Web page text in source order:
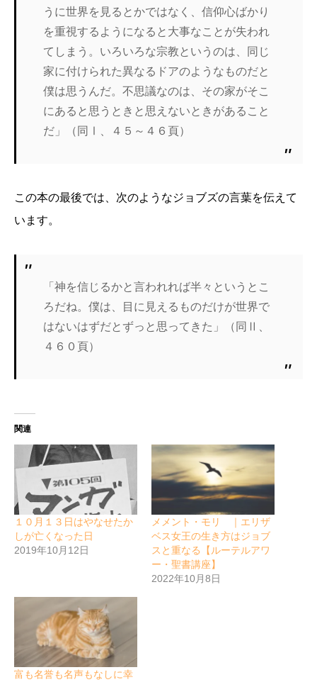
うに世界を見るとかではなく、信仰心ばかり
を重視するようになると大事なことが失われ
てしまう。いろいろな宗教というのは、同じ
家に付けられた異なるドアのようなものだと
僕は思うんだ。不思議なのは、その家がそこ
にあると思うときと思えないときがあること
だ」（同Ⅰ、４５～４６頁）
この本の最後では、次のようなジョブズの言葉を伝えて
います。
「神を信じるかと言われれば半々というとこ
ろだね。僕は、目に見えるものだけが世界で
はないはずだとずっと思ってきた」（同Ⅱ、
４６０頁）
関連
１０月１３日はやなせたか
しが亡くなった日
2019年10月12日
メメント・モリ ｜エリザ
ベス女王の生き方はジョブ
スと重なる【ルーテルアワ
ー・聖書講座】
2022年10月8日
富も名誉も名声もなしに幸